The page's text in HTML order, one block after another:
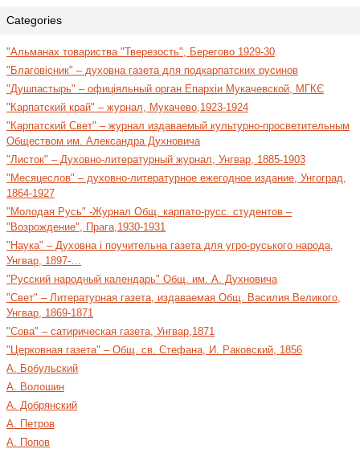
Categories
"Альманах товариства "Тверезость", Берегово 1929-30
"Благовісник" – духовна газета для подкарпатских русинов
"Душпастырь" – офиціяльный орган Епархіи Мукачевской, МГКЄ
"Карпатский край" – журнал, Мукачево,1923-1924
"Карпатский Свет" – журнал издаваемый культурно-просветительным
Обществом им. Александра Духновича
"Листок" – Духовно-литературный журнал, Унгвар, 1885-1903
"Месяцеслов" – духовно-литературное ежегодное издание, Унгоград,
1864-1927
"Молодая Русь" -Журнал Общ. карпато-русс. студентов –
"Возрождение", Прага,1930-1931
"Наука" – Духовна і поучительна газета для угро-руського народа,
Унгвар, 1897-…
"Русский народный календарь" Общ. им. А. Духновича
"Свет" – Литературная газета, издаваемая Общ. Василия Великого,
Унгвар, 1869-1871
"Сова" – сатирическая газета, Унгвар,1871
"Церковная газета" – Общ. св. Стефана, И. Раковский, 1856
А. Бобульский
А. Волошин
А. Добрянский
А. Петров
А. Попов